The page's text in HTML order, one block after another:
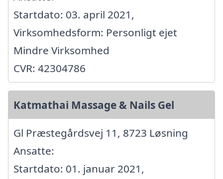
Startdato: 03. april 2021,
Virksomhedsform: Personligt ejet
Mindre Virksomhed
CVR: 42304786
Katmathai Massage & Nails Gel
Gl Præstegårdsvej 11, 8723 Løsning
Ansatte:
Startdato: 01. januar 2021,